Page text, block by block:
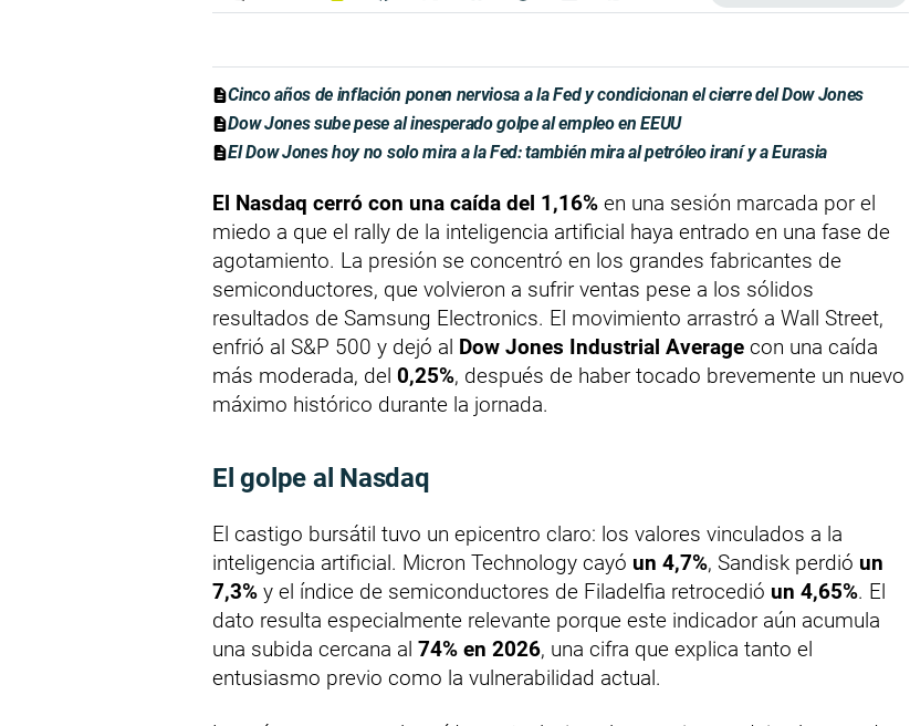
Cinco años de inflación ponen nerviosa a la Fed y condicionan el cierre del Dow Jones
Dow Jones sube pese al inesperado golpe al empleo en EEUU
El Dow Jones hoy no solo mira a la Fed: también mira al petróleo iraní y a Eurasia
El Nasdaq cerró con una caída del 1,16% en una sesión marcada por el
miedo a que el rally de la inteligencia artificial haya entrado en una fase de
agotamiento. La presión se concentró en los grandes fabricantes de
semiconductores, que volvieron a sufrir ventas pese a los sólidos
resultados de Samsung Electronics. El movimiento arrastró a Wall Street,
enfrió al S&P 500 y dejó al Dow Jones Industrial Average con una caída
más moderada, del 0,25%, después de haber tocado brevemente un nuevo
máximo histórico durante la jornada.
El golpe al Nasdaq
El castigo bursátil tuvo un epicentro claro: los valores vinculados a la
inteligencia artificial. Micron Technology cayó un 4,7%, Sandisk perdió un
7,3% y el índice de semiconductores de Filadelfia retrocedió un 4,65%. El
dato resulta especialmente relevante porque este indicador aún acumula
una subida cercana al 74% en 2026, una cifra que explica tanto el
entusiasmo previo como la vulnerabilidad actual.